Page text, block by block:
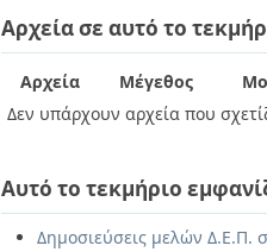
Αρχεία σε αυτό το
Αρχεία Μέγεθος
Δεν υπάρχουν αρχεία που
Αυτό το τεκμήριο
Δημοσιεύσεις μελών Δ.Ε.Π.